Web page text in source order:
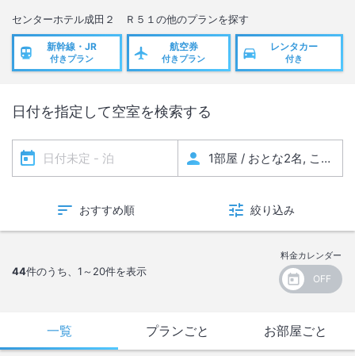
センターホテル成田２ Ｒ５１ の他のプランを探す
新幹線・JR
付きプラン
航空券
付きプラン
レンタカー
付き
日付を指定して空室を検索する
おすすめ順 絞り込み
44件のうち、 1～20件を表示
料金カレンダー
一覧 プランごと お部屋ごと